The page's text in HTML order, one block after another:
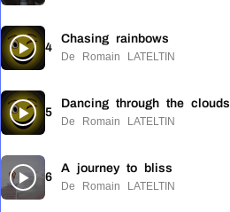
4
Chasing rainbows
De Romain LATELTIN
5
Dancing through the clouds
De Romain LATELTIN
6
A journey to bliss
De Romain LATELTIN